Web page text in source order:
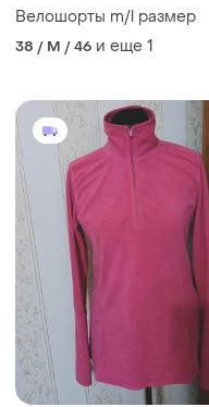
Велошорты m/l размер
38 / M / 46 и еще 1